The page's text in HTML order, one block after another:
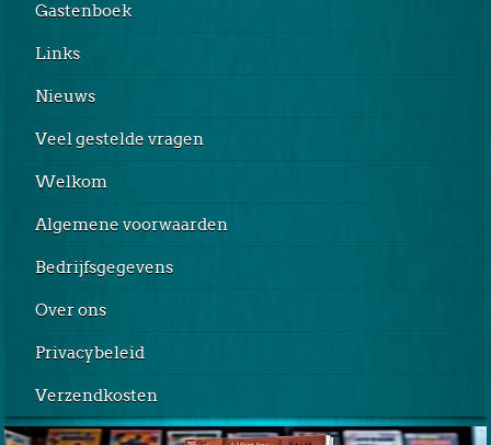
Gastenboek
Links
Nieuws
Veel gestelde vragen
Welkom
Algemene voorwaarden
Bedrijfsgegevens
Over ons
Privacybeleid
Verzendkosten